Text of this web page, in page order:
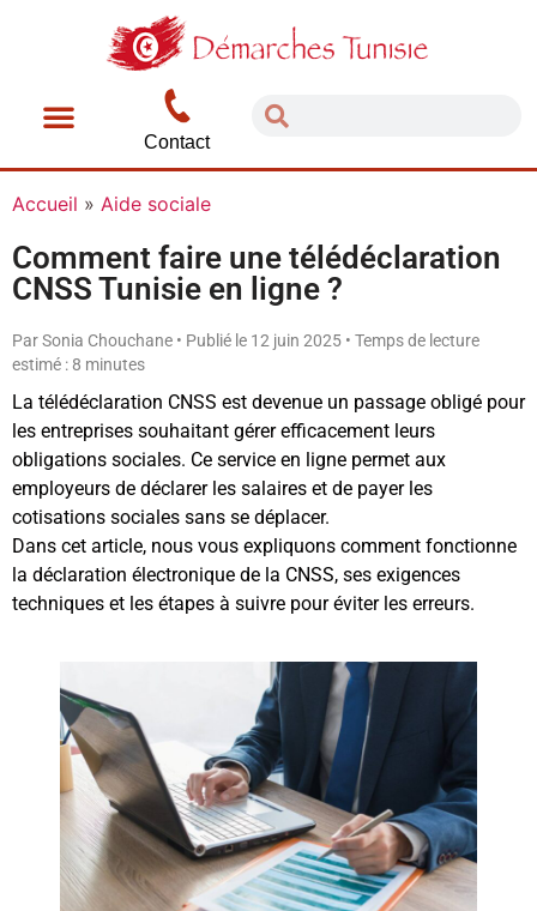
Contact
Accueil » Aide sociale
Comment faire une télédéclaration
CNSS Tunisie en ligne ?
Par Sonia Chouchane • Publié le 12 juin 2025 • Temps de lecture
estimé : 8 minutes
La télédéclaration CNSS est devenue un passage obligé pour
les entreprises souhaitant gérer efficacement leurs
obligations sociales. Ce service en ligne permet aux
employeurs de déclarer les salaires et de payer les
cotisations sociales sans se déplacer.
Dans cet article, nous vous expliquons comment fonctionne
la déclaration électronique de la CNSS, ses exigences
techniques et les étapes à suivre pour éviter les erreurs.